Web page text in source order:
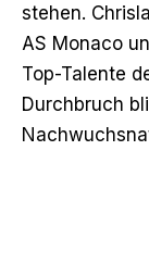
stehen.
AS Monaco
Top-Talente
Durchbruch